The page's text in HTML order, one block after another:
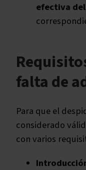
efectiva
falta de
Para que el
considerado
con varios